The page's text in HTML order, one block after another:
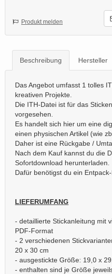
Produkt melden
Beschreibung Hersteller
Das Angebot umfasst 1 tolles
kreativen Projekte.
Die ITH-Datei ist für das
vorgesehen.
Es handelt sich hier um eine
einen physischen Artikel (wie
Daher ist eine Rückgabe /
Nach dem Kauf kannst du die
Sofortdownload herunterladen.
Dafür benötigst du ein
LIEFERUMFANG
- detaillierte Stickanleitung mit
PDF-Format
- 2 verschiedenen
20 x 30 cm
- ausgestickte Größe: 19,0 x
- enthalten sind je Größe